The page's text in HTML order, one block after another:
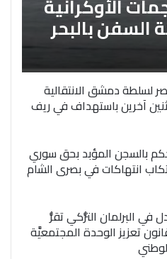
السفن بالبحر
لسلطة دمشق الانتقالية
آخرين باستهداف في ريف
بالسجن المؤبد بحق سوري
انتهاكات في بصرى الشام
في البرلمان التُّركي تقرُّ
تعزيز الوحدة المجتمعيَّة